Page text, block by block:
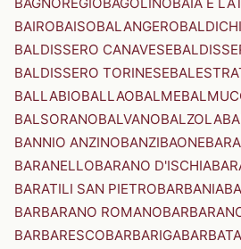
BAIROBAISOBALANGERO
BALDISSERO CANAVESE
BALDISSERO TORINESE
BALLABIOBALLAOBALME
BALSORANOBALVANOBALZOLA
BANNIO ANZINOBANZIBAONE
BARANELLOBARANO D'ISCHIA
BARATILI SAN PIETROBARBANIA
BARBARANO ROMANO
BARBARESCOBARBARIGABARBATA